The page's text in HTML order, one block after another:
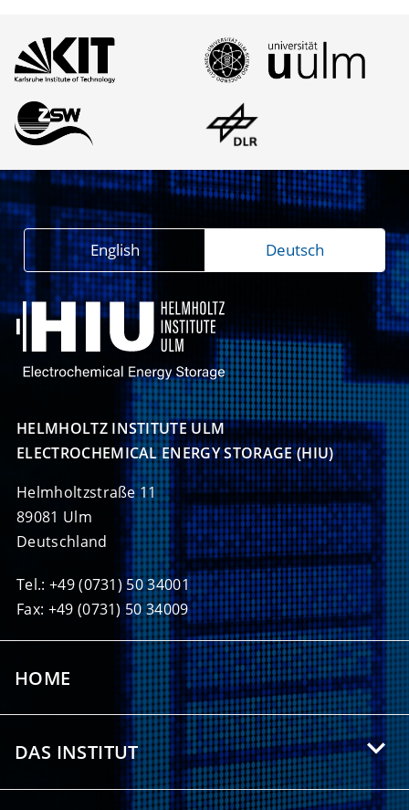
HELMHOLTZ INSTITUTE ULM
ELECTROCHEMICAL ENERGY STORAGE (HIU)
Helmholtzstraße 11
89081 Ulm
Deutschland
Tel.: +49 (0731) 50 34001
Fax: +49 (0731) 50 34009
English Deutsch
HOME
DAS INSTITUT